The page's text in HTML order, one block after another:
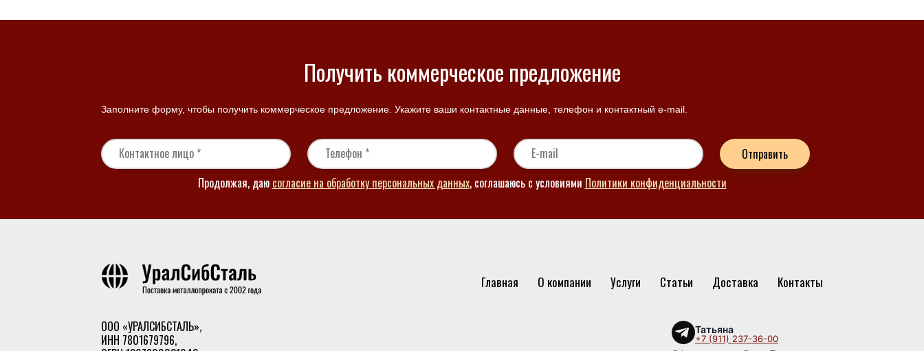
Получить коммерческое предложение
Заполните форму, чтобы получить коммерческое предложение. Укажите ваши контактные данные, телефон и контактный e-mail.
Отправить
Продолжая, даю согласие на обработку персональных данных, соглашаюсь с условиями Политики конфиденциальности
ООО «УРАЛСИБСТАЛЬ»,
ИНН 7801679796,
Главная О компании Услуги Статьи Доставка Контакты
Татьяна
+7 (911) 237-36-00